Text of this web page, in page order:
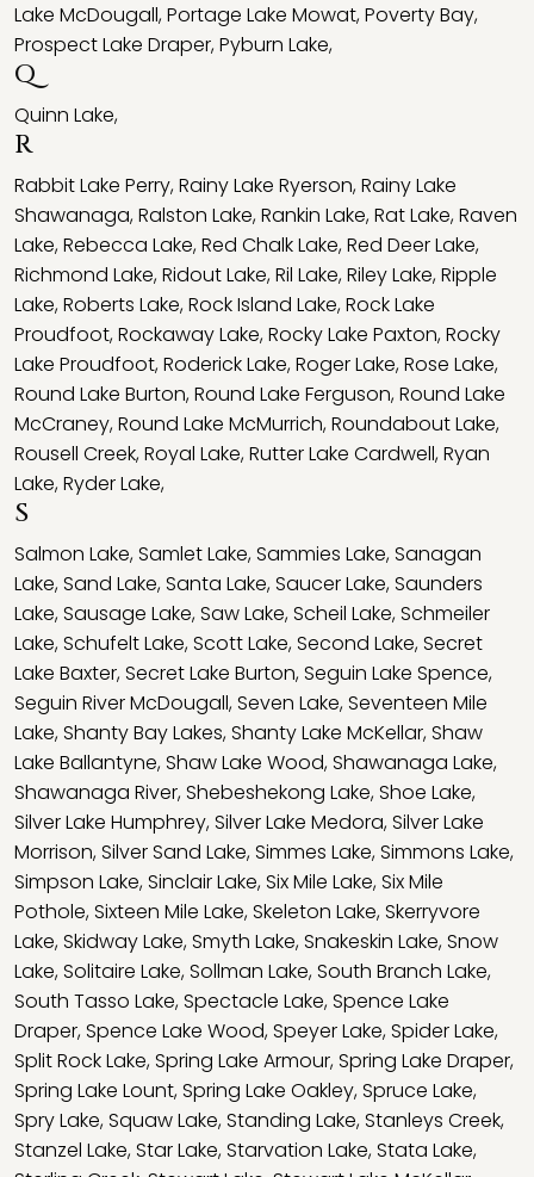
Lake McDougall,Portage Lake Mowat,Poverty Bay,
Prospect Lake Draper,Pyburn Lake,
Q
Quinn Lake,
R
Rabbit Lake Perry,Rainy Lake Ryerson,Rainy Lake
Shawanaga,Ralston Lake,Rankin Lake,Rat Lake,Raven
Lake,Rebecca Lake,Red Chalk Lake,Red Deer Lake,
Richmond Lake,Ridout Lake,Ril Lake,Riley Lake,Ripple
Lake,Roberts Lake,Rock Island Lake,Rock Lake
Proudfoot,Rockaway Lake,Rocky Lake Paxton,Rocky
Lake Proudfoot,Roderick Lake,Roger Lake,Rose Lake,
Round Lake Burton,Round Lake Ferguson,Round Lake
McCraney,Round Lake McMurrich,Roundabout Lake,
Rousell Creek,Royal Lake,Rutter Lake Cardwell,Ryan
Lake,Ryder Lake,
S
Salmon Lake,Samlet Lake,Sammies Lake,Sanagan
Lake,Sand Lake,Santa Lake,Saucer Lake,Saunders
Lake,Sausage Lake,Saw Lake,Scheil Lake,Schmeiler
Lake,Schufelt Lake,Scott Lake,Second Lake,Secret
Lake Baxter,Secret Lake Burton,Seguin Lake Spence,
Seguin River McDougall,Seven Lake,Seventeen Mile
Lake,Shanty Bay Lakes,Shanty Lake McKellar,Shaw
Lake Ballantyne,Shaw Lake Wood,Shawanaga Lake,
Shawanaga River,Shebeshekong Lake,Shoe Lake,
Silver Lake Humphrey,Silver Lake Medora,Silver Lake
Morrison,Silver Sand Lake,Simmes Lake,Simmons Lake,
Simpson Lake,Sinclair Lake,Six Mile Lake,Six Mile
Pothole,Sixteen Mile Lake,Skeleton Lake,Skerryvore
Lake,Skidway Lake,Smyth Lake,Snakeskin Lake,Snow
Lake,Solitaire Lake,Sollman Lake,South Branch Lake,
South Tasso Lake,Spectacle Lake,Spence Lake
Draper,Spence Lake Wood,Speyer Lake,Spider Lake,
Split Rock Lake,Spring Lake Armour,Spring Lake Draper,
Spring Lake Lount,Spring Lake Oakley,Spruce Lake,
Spry Lake,Squaw Lake,Standing Lake,Stanleys Creek,
Stanzel Lake,Star Lake,Starvation Lake,Stata Lake,